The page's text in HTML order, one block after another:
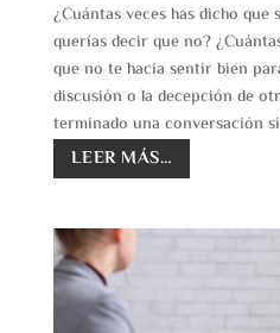
¿Cuántas veces has dicho que
querías decir que no?
que no te hacía sentir bien
discusión o la decepción de
terminado una conversación
LEER MÁS…